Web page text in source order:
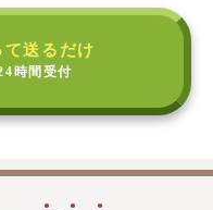
て送るだけ
時間受付